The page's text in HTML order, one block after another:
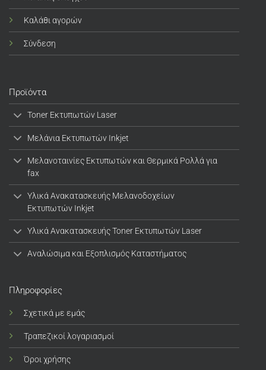
Καλάθι αγορών
Σύνδεση
Προϊόντα
Toner Εκτυπωτών Laser
Μελάνια Εκτυπωτών Inkjet
Μελανοταινίες Εκτυπωτών και Θερμικά Ρολλά για
fax
Υλικά Ανακατασκευής Μελανοδοχείων
Εκτυπωτών Inkjet
Υλικά Ανακατασκευής Toner Εκτυπωτών Laser
Αναλώσιμα και Εξοπλισμός Καταστήματος
Πληροφορίες
Σχετικά με εμάς
Τραπεζικοί λογαριασμοί
Όροι χρήσης